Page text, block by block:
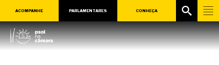
ACOMPANHE PARLAMENTARES CONHEÇA